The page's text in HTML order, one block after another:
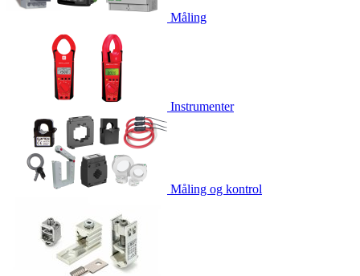
Måling
Instrumenter
Måling og kontrol